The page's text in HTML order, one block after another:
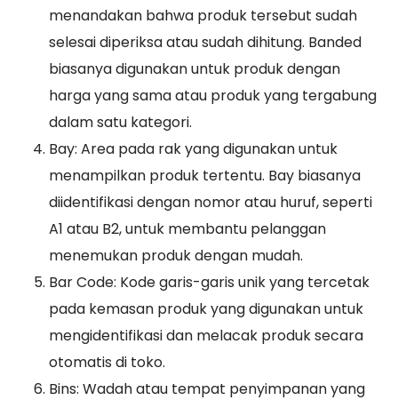
menandakan bahwa produk tersebut sudah
selesai diperiksa atau sudah dihitung. Banded
biasanya digunakan untuk produk dengan
harga yang sama atau produk yang tergabung
dalam satu kategori.
Bay: Area pada rak yang digunakan untuk
menampilkan produk tertentu. Bay biasanya
diidentifikasi dengan nomor atau huruf, seperti
A1 atau B2, untuk membantu pelanggan
menemukan produk dengan mudah.
Bar Code: Kode garis-garis unik yang tercetak
pada kemasan produk yang digunakan untuk
mengidentifikasi dan melacak produk secara
otomatis di toko.
Bins: Wadah atau tempat penyimpanan yang